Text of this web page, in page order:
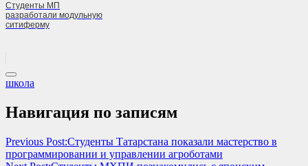
Студенты МП
разработали модульную
ситиферму
школа
Навигация по записям
Previous Post:Студенты Татарстана показали мастерство в
программировании и управлении агроботами